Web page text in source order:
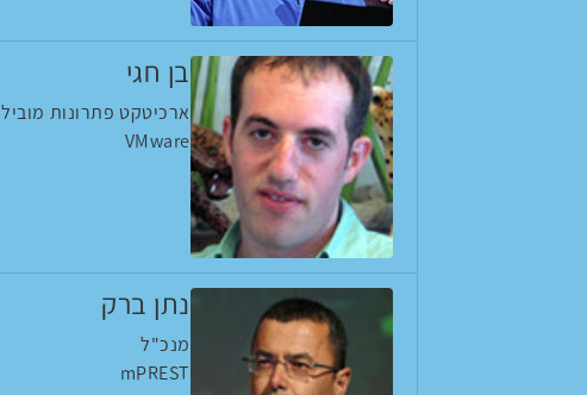
בן חגי
ארכיטקט פתרונות מוביל
VMware
נתן ברק
מנכ"ל
mPREST